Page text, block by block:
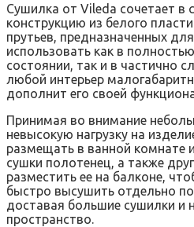
Сушилка от Vileda сочетает в
конструкцию из белого
прутьев, предназначенных
использовать как в
состоянии, так и в частично
любой интерьер
дополнит его своей
Принимая во внимание
невысокую нагрузку на
размещать в ванной комнате
сушки полотенец, а также
разместить ее на балконе,
быстро высушить отдельно
доставая большие сушилки и
пространство.